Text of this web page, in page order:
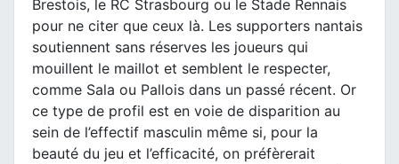
Brestois, le RC Strasbourg ou le Stade Rennais
pour ne citer que ceux là. Les supporters nantais
soutiennent sans réserves les joueurs qui
mouillent le maillot et semblent le respecter,
comme Sala ou Pallois dans un passé récent. Or
ce type de profil est en voie de disparition au
sein de l’effectif masculin même si, pour la
beauté du jeu et l’efficacité, on préfèrerait